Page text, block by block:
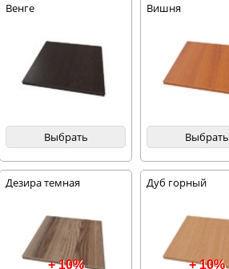
Венге
Выбрать
Вишня
Выбрать
Дезира темная
+ 10%
Дуб горный
+ 10%